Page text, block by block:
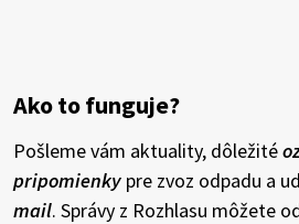
Ako to funguje?
Pošleme vám aktuality, dôležité
pripomienky pre zvoz odpadu a
mail. Správy z Rozhlasu môžete